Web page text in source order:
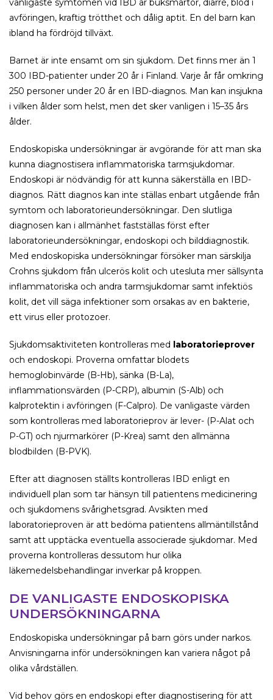
vanligaste symtomen vid IBD är buksmärtor, diarré, blod i
avföringen, kraftig trötthet och dålig aptit. En del barn kan
ibland ha fördröjd tillväxt.
Barnet är inte ensamt om sin sjukdom. Det finns mer än 1
300 IBD-patienter under 20 år i Finland. Varje år får omkring
250 personer under 20 år en IBD-diagnos. Man kan insjukna
i vilken ålder som helst, men det sker vanligen i 15–35 års
ålder.
Endoskopiska undersökningar är avgörande för att man ska
kunna diagnostisera inflammatoriska tarmsjukdomar.
Endoskopi är nödvändig för att kunna säkerställa en IBD-
diagnos. Rätt diagnos kan inte ställas enbart utgående från
symtom och laboratorieundersökningar. Den slutliga
diagnosen kan i allmänhet fastställas först efter
laboratorieundersökningar, endoskopi och bilddiagnostik.
Med endoskopiska undersökningar försöker man särskilja
Crohns sjukdom från ulcerös kolit och utesluta mer sällsynta
inflammatoriska och andra tarmsjukdomar samt infektiös
kolit, det vill säga infektioner som orsakas av en bakterie,
ett virus eller protozoer.
Sjukdomsaktiviteten kontrolleras med
laboratorieprover
och endoskopi. Proverna omfattar blodets
hemoglobinvärde (B-Hb), sänka (B-La),
inflammationsvärden (P-CRP), albumin (S-Alb) och
kalprotektin i avföringen (F-Calpro). De vanligaste värden
som kontrolleras med laboratorieprov är lever- (P-Alat och
P-GT) och njurmarkörer (P-Krea) samt den allmänna
blodbilden (B-PVK).
Efter att diagnosen ställts kontrolleras IBD enligt en
individuell plan som tar hänsyn till patientens medicinering
och sjukdomens svårighetsgrad. Avsikten med
laboratorieproven är att bedöma patientens allmäntillstånd
samt att upptäcka eventuella associerade sjukdomar. Med
proverna kontrolleras dessutom hur olika
läkemedelsbehandlingar inverkar på kroppen.
DE VANLIGASTE ENDOSKOPISKA
UNDERSÖKNINGARNA
Endoskopiska undersökningar på barn görs under narkos.
Anvisningarna inför undersökningen kan variera något på
olika vårdställen.
Vid behov görs en endoskopi efter diagnostisering för att